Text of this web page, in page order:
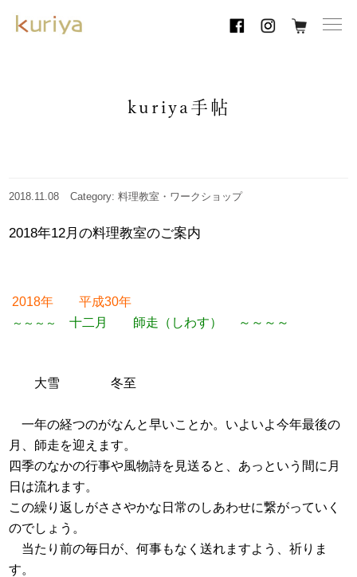
kuriya手帖
2018.11.08 Category: 料理教室・ワークショップ
2018年12月の料理教室のご案内
2018年 平成30年
～～～～ 十二月 師走（しわす） ～～～～
大雪 冬至
一年の経つのがなんと早いことか。いよいよ今年最後の
月、師走を迎えます。
四季のなかの行事や風物詩を見送ると、あっという間に月
日は流れます。
この繰り返しがささやかな日常のしあわせに繋がっていく
のでしょう。
当たり前の毎日が、何事もなく送れますよう、祈りま
す。